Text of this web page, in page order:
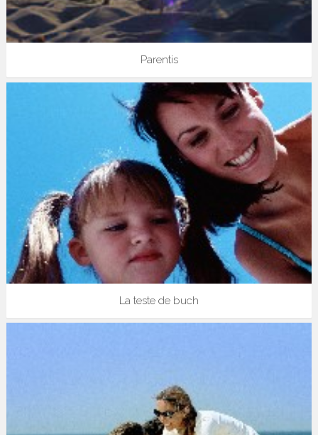
Parentis
La teste de buch